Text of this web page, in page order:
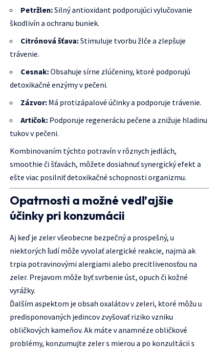
Petržlen:Silný antioxidant podporujúci vylučovanie
škodlivín a ochranu buniek.
Citrónová šťava:Stimuluje tvorbu žlče a zlepšuje
trávenie.
Cesnak:Obsahuje sírne zlúčeniny, ktoré podporujú
detoxikačné enzýmy v pečeni.
Zázvor: Má protizápalové účinky a podporuje trávenie.
Artičok: Podporuje regeneráciu pečene a znižuje hladinu
tukov v pečeni.
Kombinovaním týchto potravín v rôznych jedlách,
smoothie či šťavách, môžete dosiahnuť synergický efekt a
ešte viac posilniť detoxikačné schopnosti organizmu.
Opatrnosti a možné vedľajšie
účinky pri konzumácii
Aj keď je zeler všeobecne bezpečný a prospešný, u
niektorých ľudí môže vyvolať alergické reakcie, najmä ak
trpia potravinovými alergiami alebo precitlivenosťou na
zeler. Prejavom môže byť svrbenie úst, opuch či kožné
vyrážky.
Ďalším aspektom je obsah oxalátov v zeleri, ktoré môžu u
predisponovaných jedincov zvyšovať riziko vzniku
obličkových kameňov. Ak máte v anamnéze obličkové
problémy, konzumujte zeler s mierou a po konzultácii s